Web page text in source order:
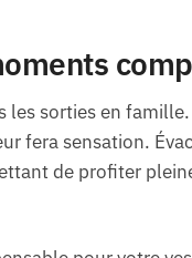
les sorties en
fera sensation.
de profiter